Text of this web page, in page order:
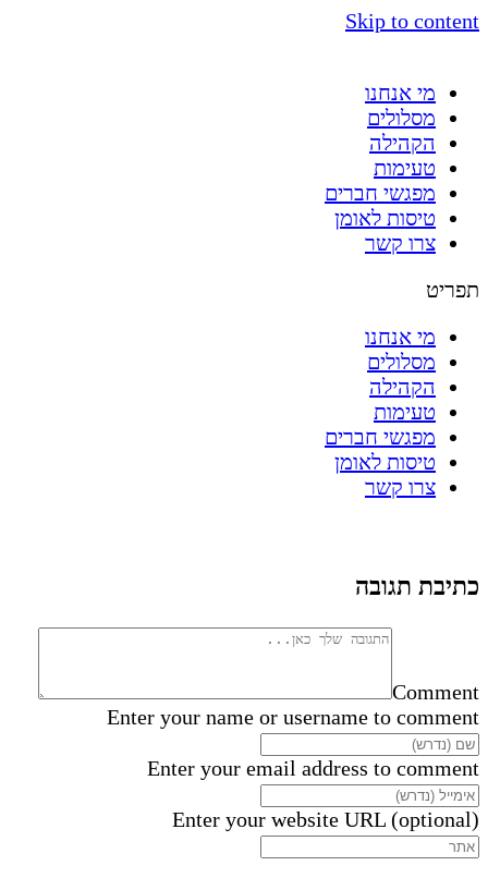
Skip to content
מי אנחנו
מסלולים
הקהילה
טעימות
מפגשי חברים
טיסות לאומן
צרו קשר
תפריט
מי אנחנו
מסלולים
הקהילה
טעימות
מפגשי חברים
טיסות לאומן
צרו קשר
כתיבת תגובה
Comment
Enter your name or username to comment
Enter your email address to comment
Enter your website URL (optional)